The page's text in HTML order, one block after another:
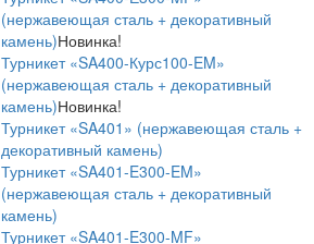
(нержавеющая сталь + декоративный
камень)Новинка!
Турникет «SA400-Курс100-EM»
(нержавеющая сталь + декоративный
камень)Новинка!
Турникет «SA401» (нержавеющая сталь +
декоративный камень)
Турникет «SA401-E300-EM»
(нержавеющая сталь + декоративный
камень)
Турникет «SA401-E300-MF»